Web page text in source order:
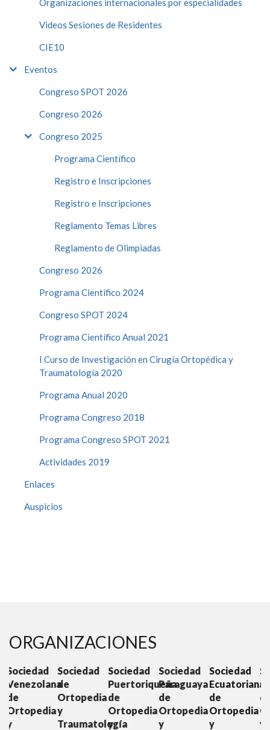
Organizaciones internacionales por especialidades
Videos Sesiones de Residentes
CIE10
Eventos
Congreso SPOT 2026
Congreso 2026
Congreso 2025
Programa Científico
Registro e Inscripciones
Registro e Inscripciones
Reglamento Temas Libres
Reglamento de Olimpiadas
Congreso 2026
Programa Científico 2024
Congreso SPOT 2024
Programa Científico Anual 2021
I Curso de Investigación en Cirugía Ortopédica y
Traumatología 2020
Programa Anual 2020
Programa Congreso 2018
Programa Congreso SPOT 2021
Actividades 2019
Enlaces
Auspicios
ORGANIZACIONES
Sociedad
de
Ortopedia
y
Traumatología
Sociedad
Puertoriqueña
de
Ortopedia
y
Sociedad
Paraguaya
de
Ortopedia
y
Sociedad
Ecuatoriana
de
Ortopedia
Sociedad
de
Ortopedia